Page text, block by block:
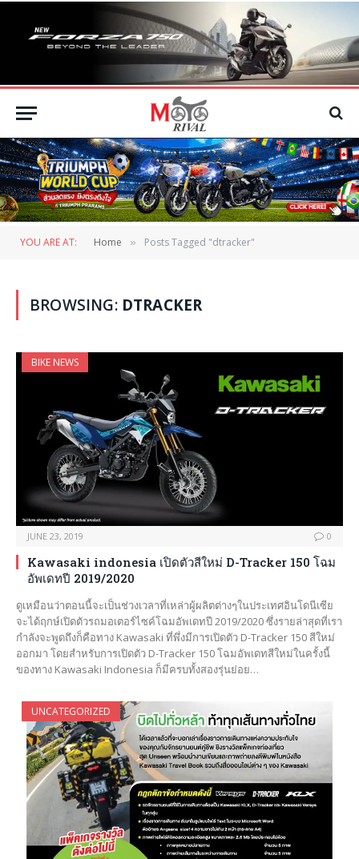
YOU ARE AT: Home » Posts Tagged "dtracker"
BROWSING: DTRACKER
BIKE NEWS
JUNE 23, 2019 0
Kawasaki indonesia เปิดตัวสีใหม่ D-Tracker 150 โฉม
อัพเดทปี 2019/2020
ดูเหมือนว่าตอนนี้จะเป็นช่วงเวลาที่เหล่าผู้ผลิตต่างๆในประเทศอินโดนีเซีย
จะได้ฤกษ์เปิดตัวรถมอเตอร์ไซค์โฉมอัพเดทปี 2019/2020 ซึ่งรายล่าสุดที่เรา
กำลังจะพูดถึงก็คือทาง Kawasaki ที่พึ่งมีการเปิดตัว D-Tracker 150 สีใหม่
ออกมา โดยสำหรับการเปิดตัว D-Tracker 150 โฉมอัพเดทสีใหม่ในครั้งนี้
ของทาง Kawasaki Indonesia ก็มีครบทั้งสองรุ่นย่อย…
UNCATEGORIZED